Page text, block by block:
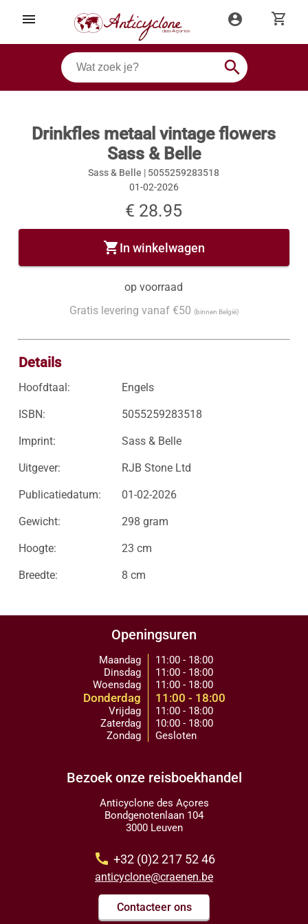
menu account_circle shopping_cart
search
Drinkfles metaal vintage flowers
Sass & Belle
Sass & Belle | 5055259283518
01-02-2026
€ 28.95
shopping_cartIn winkelwagen
op voorraad
Gratis levering vanaf €50 (binnen België)
Details
Hoofdtaal: Engels
ISBN: 5055259283518
Imprint: Sass & Belle
Uitgever: RJB Stone Ltd
Publicatiedatum: 01-02-2026
Gewicht: 298 gram
Hoogte: 23 cm
Breedte: 8 cm
Openingsuren
Maandag
Dinsdag
Woensdag
Donderdag
Vrijdag
Zaterdag
Zondag
11:00 - 18:00
11:00 - 18:00
11:00 - 18:00
11:00 - 18:00
11:00 - 18:00
10:00 - 18:00
Gesloten
Bezoek onze reisboekhandel
Anticyclone des Açores
Bondgenotenlaan 104
3000 Leuven
call +32 (0)2 217 52 46
anticyclone@craenen.be
Contacteer ons